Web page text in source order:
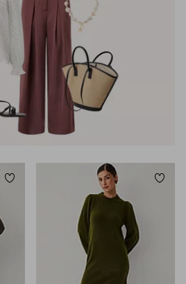
Tilføj til favoritter